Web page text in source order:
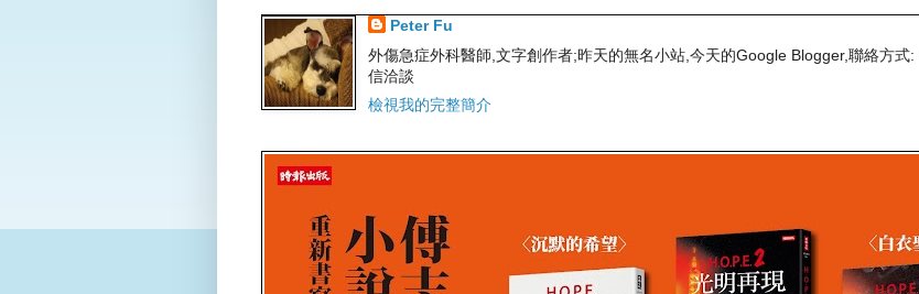
Peter Fu
外傷急症外科醫師,文字創作者;昨天的無名小站,今天的Google Blogger,聯絡方
信洽談
檢視我的完整簡介